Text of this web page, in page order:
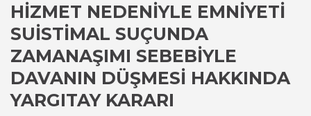
HIZMET NEDENIYLE EMNIYETI
SUISTIMAL SUÇUNDA
ZAMANAŞIMI SEBEBIYLE
DAVANIN DÜŞMESI HAKKINDA
YARGITAY KARARI